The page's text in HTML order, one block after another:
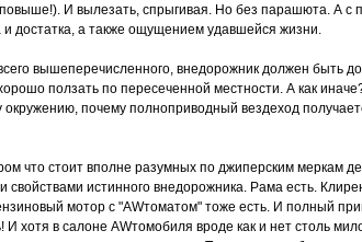
И вылезать, спрыгивая. Но без парашюта. А с
и достатка, а также ощущением удавшейся жизни.
вышеперечисленного, внедорожник должен быть
ползать по пересеченной местности. А как
почему полноприводный вездеход
что стоит вполне разумных по джиперским меркам
свойствами истинного внедорожника. Рама есть.
мотор с "AWтоматом" тоже есть. И полный
хотя в салоне AWтомобиля вроде как и нет столь